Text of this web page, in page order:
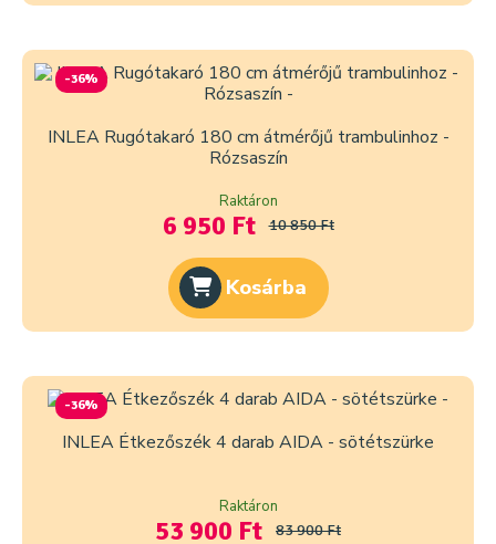
-36%
INLEA Rugótakaró 180 cm átmérőjű trambulinhoz -
Rózsaszín
Raktáron
6 950 Ft 10 850 Ft
Kosárba
-36%
INLEA Étkezőszék 4 darab AIDA - sötétszürke
Raktáron
53 900 Ft 83 900 Ft